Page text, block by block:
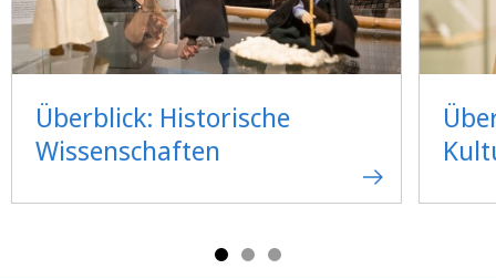
Überblick: Historische
Wissenschaften